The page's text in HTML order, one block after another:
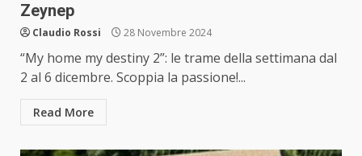
Zeynep
Claudio Rossi 28 Novembre 2024
“My home my destiny 2”: le trame della settimana dal
2 al 6 dicembre. Scoppia la passione!...
Read More